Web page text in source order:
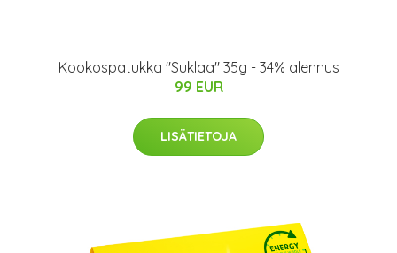
Kookospatukka "Suklaa" 35g - 34% alennus
99 EUR
LISÄTIETOJA